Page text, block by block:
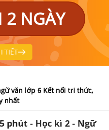
2 NGÀY
TIẾT
văn lớp 6 Kết nối tri thức,
nhất
phút - Học kì 2 - Ngữ